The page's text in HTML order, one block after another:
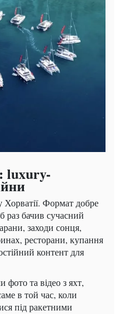
luxury-
Формат добре
раз бачив сучасний
заходи сонця,
ресторани, купання
контент для
та відео з яхт,
в той час, коли
під ракетними